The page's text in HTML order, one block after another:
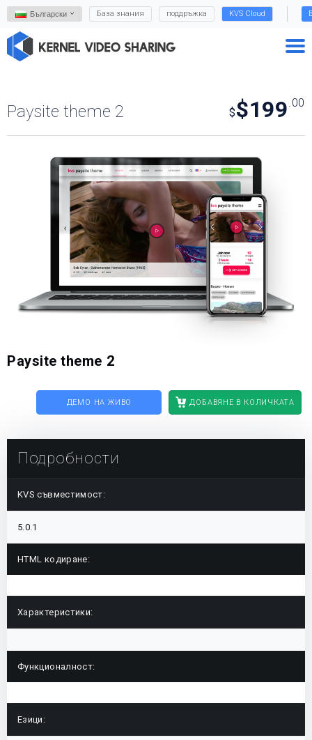
Български База знания поддръжка KVS Cloud
Paysite theme 2 $$199.00
Paysite theme 2
ДЕМО НА ЖИВО ДОБАВЯНЕ В КОЛИЧКАТА
Подробности
KVS съвместимост:
5.0.1
HTML кодиране:
Характеристики:
Функционалност:
Езици: